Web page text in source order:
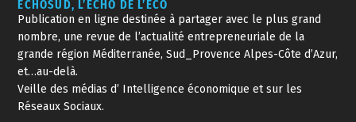
et…au-delà.
Veille des médias d’ Intelligence économique et sur les
Réseaux Sociaux.
Décideurs, Influenceurs, entrepreneurs -publics et privés-,
entreprenants vous donnent rendez-vous surechosud.fr